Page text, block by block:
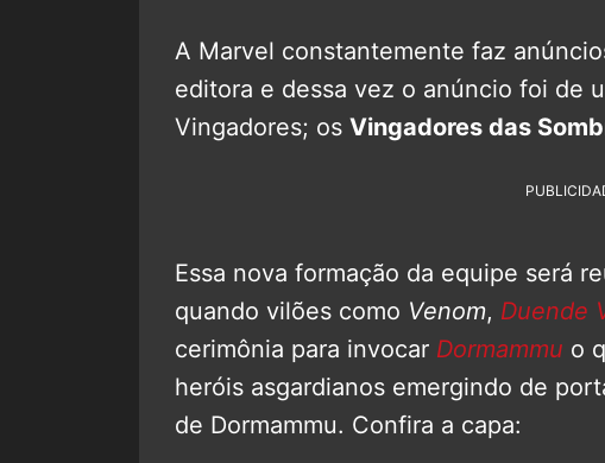
A Marvel constantemente faz
editora e dessa vez o anúncio foi de
Vingadores; os Vingadores das
Essa nova formação da equipe será
quando vilões como Venom, Duende
cerimônia para invocar Dormammu o
heróis asgardianos emergindo de
de Dormammu. Confira a capa: